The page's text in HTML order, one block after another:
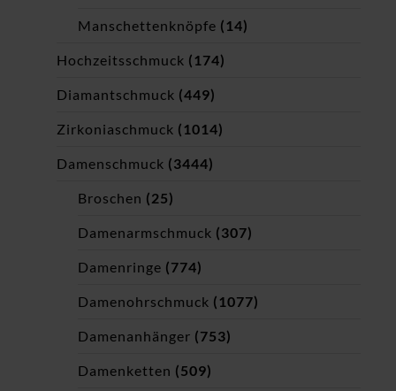
Manschettenknöpfe (14)
Hochzeitsschmuck (174)
Diamantschmuck (449)
Zirkoniaschmuck (1014)
Damenschmuck (3444)
Broschen (25)
Damenarmschmuck (307)
Damenringe (774)
Damenohrschmuck (1077)
Damenanhänger (753)
Damenketten (509)